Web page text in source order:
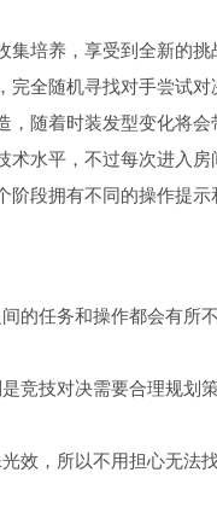
集培养，享受到全新的
完全随机寻找对手尝试
，随着时装发型变化将
术水平，不过每次进入
阶段拥有不同的操作提
的任务和操作都会有所不
竞技对决需要合理规划策
效，所以不用担心无法找